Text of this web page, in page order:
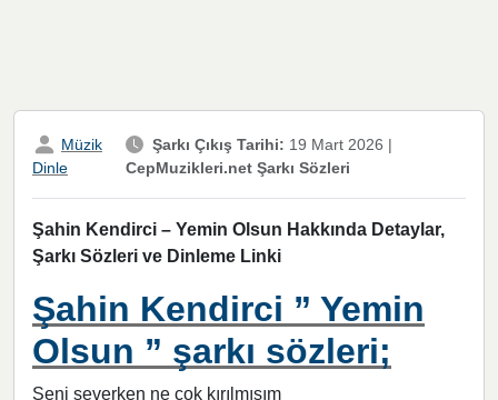
Müzik
Dinle
Şarkı Çıkış Tarihi: 19 Mart 2026 |
CepMuzikleri.net Şarkı Sözleri
Şahin Kendirci – Yemin Olsun Hakkında Detaylar,
Şarkı Sözleri ve Dinleme Linki
Şahin Kendirci ” Yemin
Olsun ” şarkı sözleri;
Seni severken ne çok kırılmışım